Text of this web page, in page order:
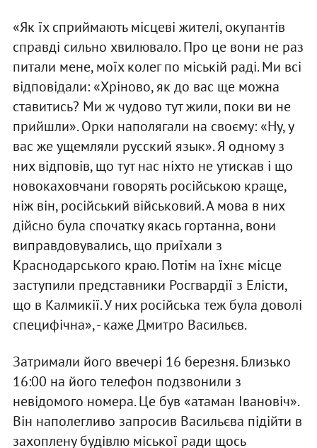
«Як їх сприймають місцеві жителі, окупантів
справді сильно хвилювало. Про це вони не раз
питали мене, моїх колег по міській раді. Ми всі
відповідали: «Хріново, як до вас ще можна
ставитись? Ми ж чудово тут жили, поки ви не
прийшли». Орки наполягали на своєму: «Ну, у
вас же ущемляли русский язык». Я одному з
них відповів, що тут нас ніхто не утискав і що
новокаховчани говорять російською краще,
ніж він, російський військовий. А мова в них
дійсно була спочатку якась гортанна, вони
виправдовувались, що приїхали з
Краснодарського краю. Потім на їхнє місце
заступили представники Росгвардії з Елісти,
що в Калмикії. У них російська теж була доволі
специфічна», - каже Дмитро Васильєв.
Затримали його ввечері 16 березня. Близько
16:00 на його телефон подзвонили з
невідомого номера. Це був «атаман Івановіч».
Він наполегливо запросив Васильєва підійти в
захоплену будівлю міської ради щось